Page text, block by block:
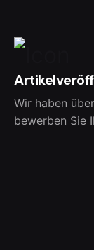
Wir haben
bewerben Sie